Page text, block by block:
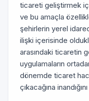
ticareti geliştirmek
ve bu amaçla
şehirlerin yerel
ilişki içerisinde
arasındaki ticaretin
uygulamaların
dönemde ticaret
çıkacağına